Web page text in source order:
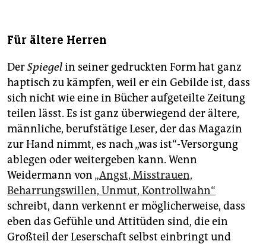
Für ältere Herren
DerSpiegelin seiner gedruckten Form hat ganz
haptisch zu kämpfen, weil er ein Gebilde ist, dass
sich nicht wie eine in Bücher aufgeteilte Zeitung
teilen lässt. Es ist ganz überwiegend der ältere,
männliche, berufstätige Leser, der das Magazin
zur Hand nimmt, es nach „was ist“-Versorgung
ablegen oder weitergeben kann. Wenn
Weidermann von „Angst, Misstrauen,
Beharrungswillen, Unmut, Kontrollwahn“
schreibt, dann verkennt er möglicherweise, dass
eben das Gefühle und Attitüden sind, die ein
Großteil der Leserschaft selbst einbringt und